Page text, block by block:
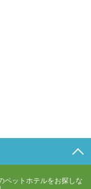
ペットホテルをお探しな